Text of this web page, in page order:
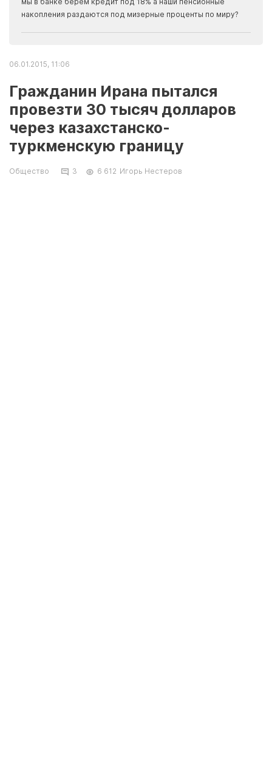
накопления раздаются под мизерные проценты по миру?
06.01.2015, 11:06
Гражданин Ирана пытался
провезти 30 тысяч долларов
через казахстанско-
туркменскую границу
Общество 3 6 612 Игорь Нестеров